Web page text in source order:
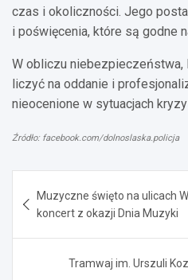
czas i okoliczności. Jego
i poświęcenia, które są godne
W obliczu niebezpieczeństwa,
liczyć na oddanie i
nieocenione w sytuacjach
Źródło: facebook.com/dolnoslaska.policja
wpisu
Muzyczne święto na ulicach
koncert z okazji Dnia Muzyki
Tramwaj im. Urszuli